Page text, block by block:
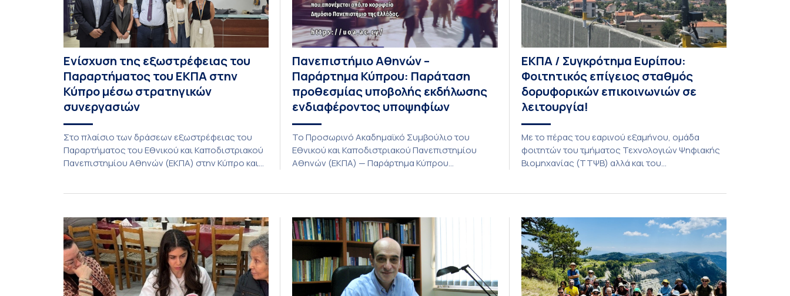
Ενίσχυση της εξωστρέφειας του
Παραρτήματος του ΕΚΠΑ στην
Κύπρο μέσω στρατηγικών
συνεργασιών
Στο πλαίσιο των δράσεων εξωστρέφειας του
Παραρτήματος του Εθνικού και Καποδιστριακού
Πανεπιστημίου Αθηνών (ΕΚΠΑ) στην Κύπρο και
Διοίκησης Επιχειρήσεων και Οργανισμών τον
Σεπτέμβριο του 2026, ο Κοσμήτορας της Σχολής
Οικονομικών και Πολιτικών Επιστημών,
Καθηγητής Νικόλαος Ηρειώτης, και ο Πρόεδρος
του Τμήματος […]
Πανεπιστήμιο Αθηνών –
Παράρτημα Κύπρου: Παράταση
προθεσμίας υποβολής εκδήλωσης
ενδιαφέροντος υποψηφίων
Το Προσωρινό Ακαδημαϊκό Συμβούλιο του
Εθνικού και Καποδιστριακού Πανεπιστημίου
Αθηνών (ΕΚΠΑ) — Παράρτημα Κύπρου
εκδήλωσης ενδιαφέροντος για την φοίτηση σε
Προγράμματα Σπουδών, Τμημάτων του
Πανεπιστημίου μας στο Παράρτημα Κύπρου για
το ακαδημαϊκό έτος 2026-2027, έως τη Δευτέρα
31 Αυγούστου 2026. […]
ΕΚΠΑ / Συγκρότημα Ευρίπου:
Φοιτητικός επίγειος σταθμός
δορυφορικών επικοινωνιών σε
λειτουργία!
Με το πέρας του εαρινού εξαμήνου, ομάδα
φοιτητών του τμήματος Τεχνολογιών Ψηφιακής
Βιομηχανίας (ΤΤΨΒ) αλλά και του
λειτουργεί πλέον στο Συγκρότημα Ευρίπου και
εντάσσεται στο παγκόσμιο δίκτυο SatNOGS. Η
ιδέα προέκυψε έπειτα από την επίσκεψη
φοιτητών του ΤΤΨΒ στο Open Source […]